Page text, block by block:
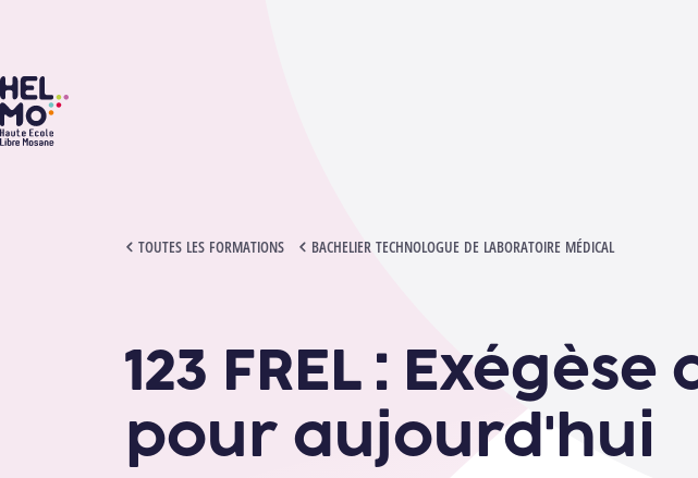
HELMo
TOUTES LES FORMATIONS BACHELIER TECHNOLOGUE DE LABORATOIRE MÉDICAL
123 FREL : EXÉGÈSE DU N.T. - UN SENS POUR AUJOURD'HUI
123 FREL :
pour aujourd'hui